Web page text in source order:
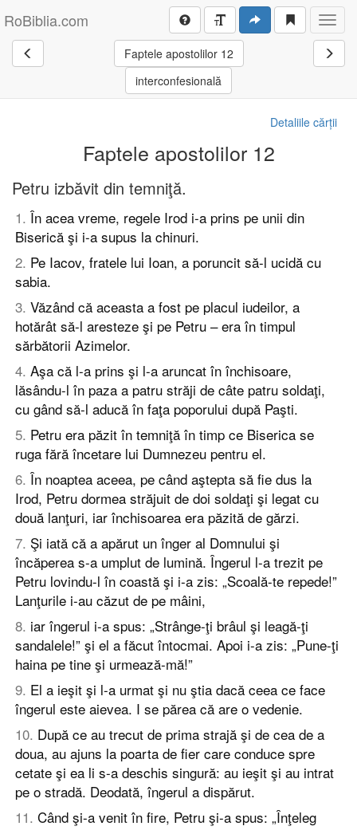
RoBiblia.com
Faptele apostolilor 12
interconfesională
Detaliile cărții
Faptele apostolilor 12
Petru izbăvit din temniţă.
1. În acea vreme, regele Irod i-a prins pe unii din
Biserică şi i-a supus la chinuri.
2. Pe Iacov, fratele lui Ioan, a poruncit să-l ucidă cu
sabia.
3. Văzând că aceasta a fost pe placul iudeilor, a
hotărât să-l aresteze şi pe Petru – era în timpul
sărbătorii Azimelor.
4. Aşa că l-a prins şi l-a aruncat în închisoare,
lăsându-l în paza a patru străji de câte patru soldaţi,
cu gând să-l aducă în faţa poporului după Paşti.
5. Petru era păzit în temniţă în timp ce Biserica se
ruga fără încetare lui Dumnezeu pentru el.
6. În noaptea aceea, pe când aştepta să fie dus la
Irod, Petru dormea străjuit de doi soldaţi şi legat cu
două lanţuri, iar închisoarea era păzită de gărzi.
7. Şi iată că a apărut un înger al Domnului şi
încăperea s-a umplut de lumină. Îngerul l-a trezit pe
Petru lovindu-l în coastă şi i-a zis: „Scoală-te repede!”
Lanţurile i-au căzut de pe mâini,
8. iar îngerul i-a spus: „Strânge-ţi brâul şi leagă-ţi
sandalele!” şi el a făcut întocmai. Apoi i-a zis: „Pune-ţi
haina pe tine şi urmează-mă!”
9. El a ieşit şi l-a urmat şi nu ştia dacă ceea ce face
îngerul este aievea. I se părea că are o vedenie.
10. După ce au trecut de prima strajă şi de cea de a
doua, au ajuns la poarta de fier care conduce spre
cetate şi ea li s-a deschis singură: au ieşit şi au intrat
pe o stradă. Deodată, îngerul a dispărut.
11. Când şi-a venit în fire, Petru şi-a spus: „Înţeleg